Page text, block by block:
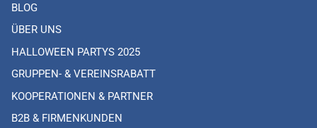
BLOG
ÜBER UNS
HALLOWEEN PARTYS 2025
GRUPPEN- & VEREINSRABATT
KOOPERATIONEN & PARTNER
B2B & FIRMENKUNDEN